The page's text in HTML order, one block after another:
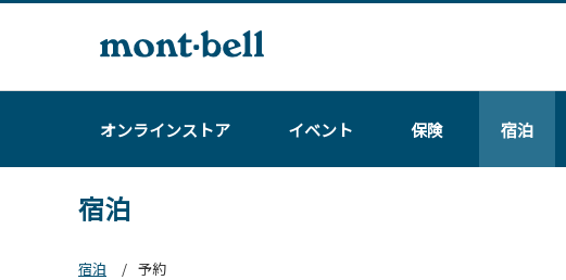
オンラインストア イベント 保険 宿泊
宿泊
宿泊
予約